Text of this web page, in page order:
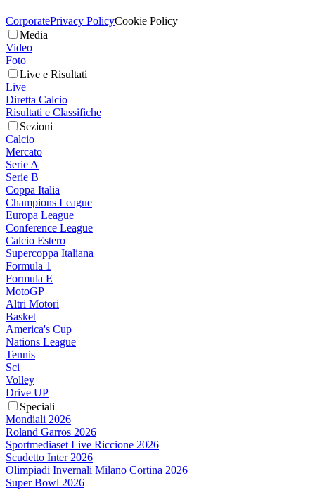
CorporatePrivacy PolicyCookie Policy
Media
Video
Foto
Live e Risultati
Live
Diretta Calcio
Risultati e Classifiche
Sezioni
Calcio
Mercato
Serie A
Serie B
Coppa Italia
Champions League
Europa League
Conference League
Calcio Estero
Supercoppa Italiana
Formula 1
Formula E
MotoGP
Altri Motori
Basket
America's Cup
Nations League
Tennis
Sci
Volley
Drive UP
Speciali
Mondiali 2026
Roland Garros 2026
Sportmediaset Live Riccione 2026
Scudetto Inter 2026
Olimpiadi Invernali Milano Cortina 2026
Super Bowl 2026